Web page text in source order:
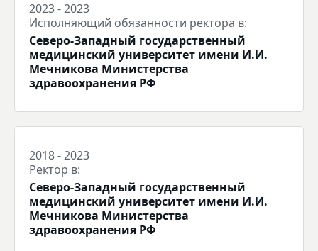
2023 - 2023
Исполняющий обязанности ректора в:
Северо-Западный государственный
медицинский университет имени И.И.
Мечникова Министерства
здравоохранения РФ
2018 - 2023
Ректор в:
Северо-Западный государственный
медицинский университет имени И.И.
Мечникова Министерства
здравоохранения РФ